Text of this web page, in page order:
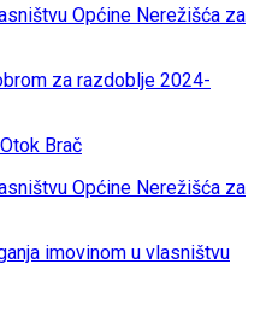
Općine Nerežišća za
za razdoblje 2024-
Brač
Općine Nerežišća za
imovinom u vlasništvu